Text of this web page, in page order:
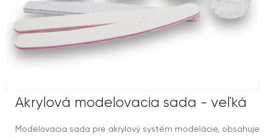
Akrylová modelovacia sada - veľká
Modelovacia sada pre akrylový systém modelácie, obsahuje